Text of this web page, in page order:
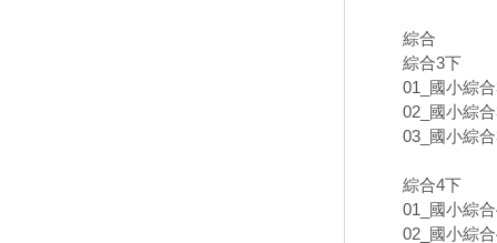
綜合
綜合3下
01_國小綜
02_國小綜
03_國小綜
綜合4下
01_國小綜
02_國小綜